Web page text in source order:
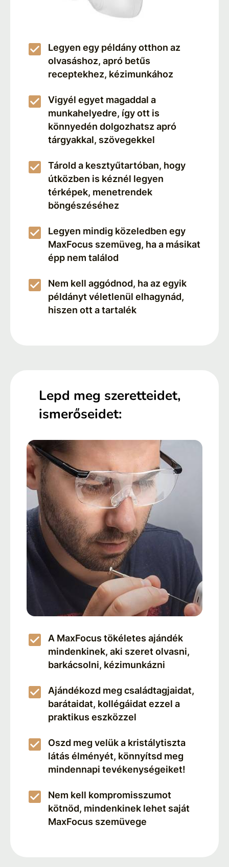
Legyen egy példány otthon az
olvasáshoz, apró betűs
receptekhez, kézimunkához
Vigyél egyet magaddal a
munkahelyedre, így ott is
könnyedén dolgozhatsz apró
tárgyakkal, szövegekkel
Tárold a kesztyűtartóban, hogy
útközben is kéznél legyen
térképek, menetrendek
böngészéséhez
Legyen mindig közeledben egy
MaxFocus szemüveg, ha a másikat
épp nem találod
Nem kell aggódnod, ha az egyik
példányt véletlenül elhagynád,
hiszen ott a tartalék
Lepd meg szeretteidet,
ismerőseidet:
A MaxFocus tökéletes ajándék
mindenkinek, aki szeret olvasni,
barkácsolni, kézimunkázni
Ajándékozd meg családtagjaidat,
barátaidat, kollégáidat ezzel a
praktikus eszközzel
Oszd meg velük a kristálytiszta
látás élményét, könnyítsd meg
mindennapi tevékenységeiket!
Nem kell kompromisszumot
kötnöd, mindenkinek lehet saját
MaxFocus szemüvege